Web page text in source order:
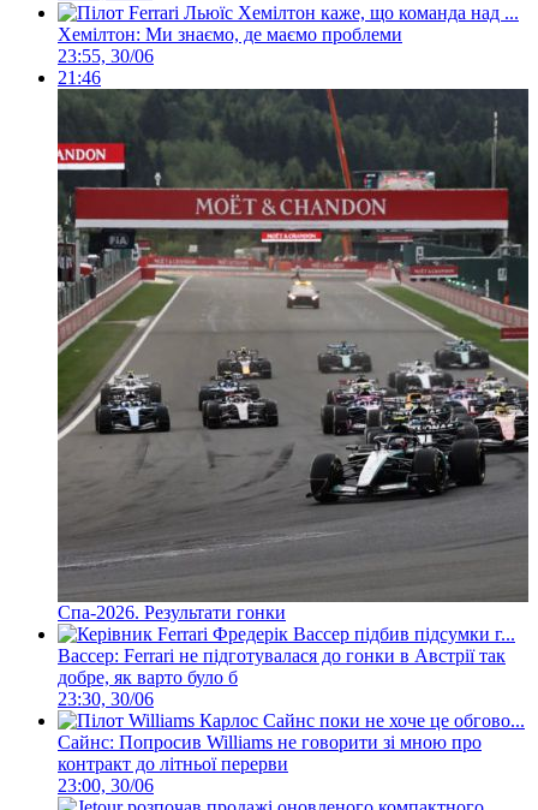
Хемілтон: Ми знаємо, де маємо проблеми
23:55, 30/06
21:46
Спа-2026. Результати гонки
Вассер: Ferrari не підготувалася до гонки в Австрії так
добре, як варто було б
23:30, 30/06
Сайнс: Попросив Williams не говорити зі мною про
контракт до літньої перерви
23:00, 30/06